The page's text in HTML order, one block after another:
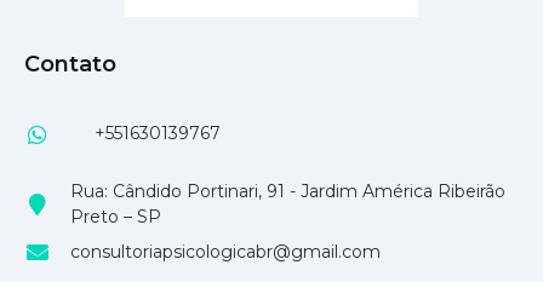
Contato
+551630139767
Rua: Cândido Portinari, 91 - Jardim América Ribeirão
Preto – SP
consultoriapsicologicabr@gmail.com